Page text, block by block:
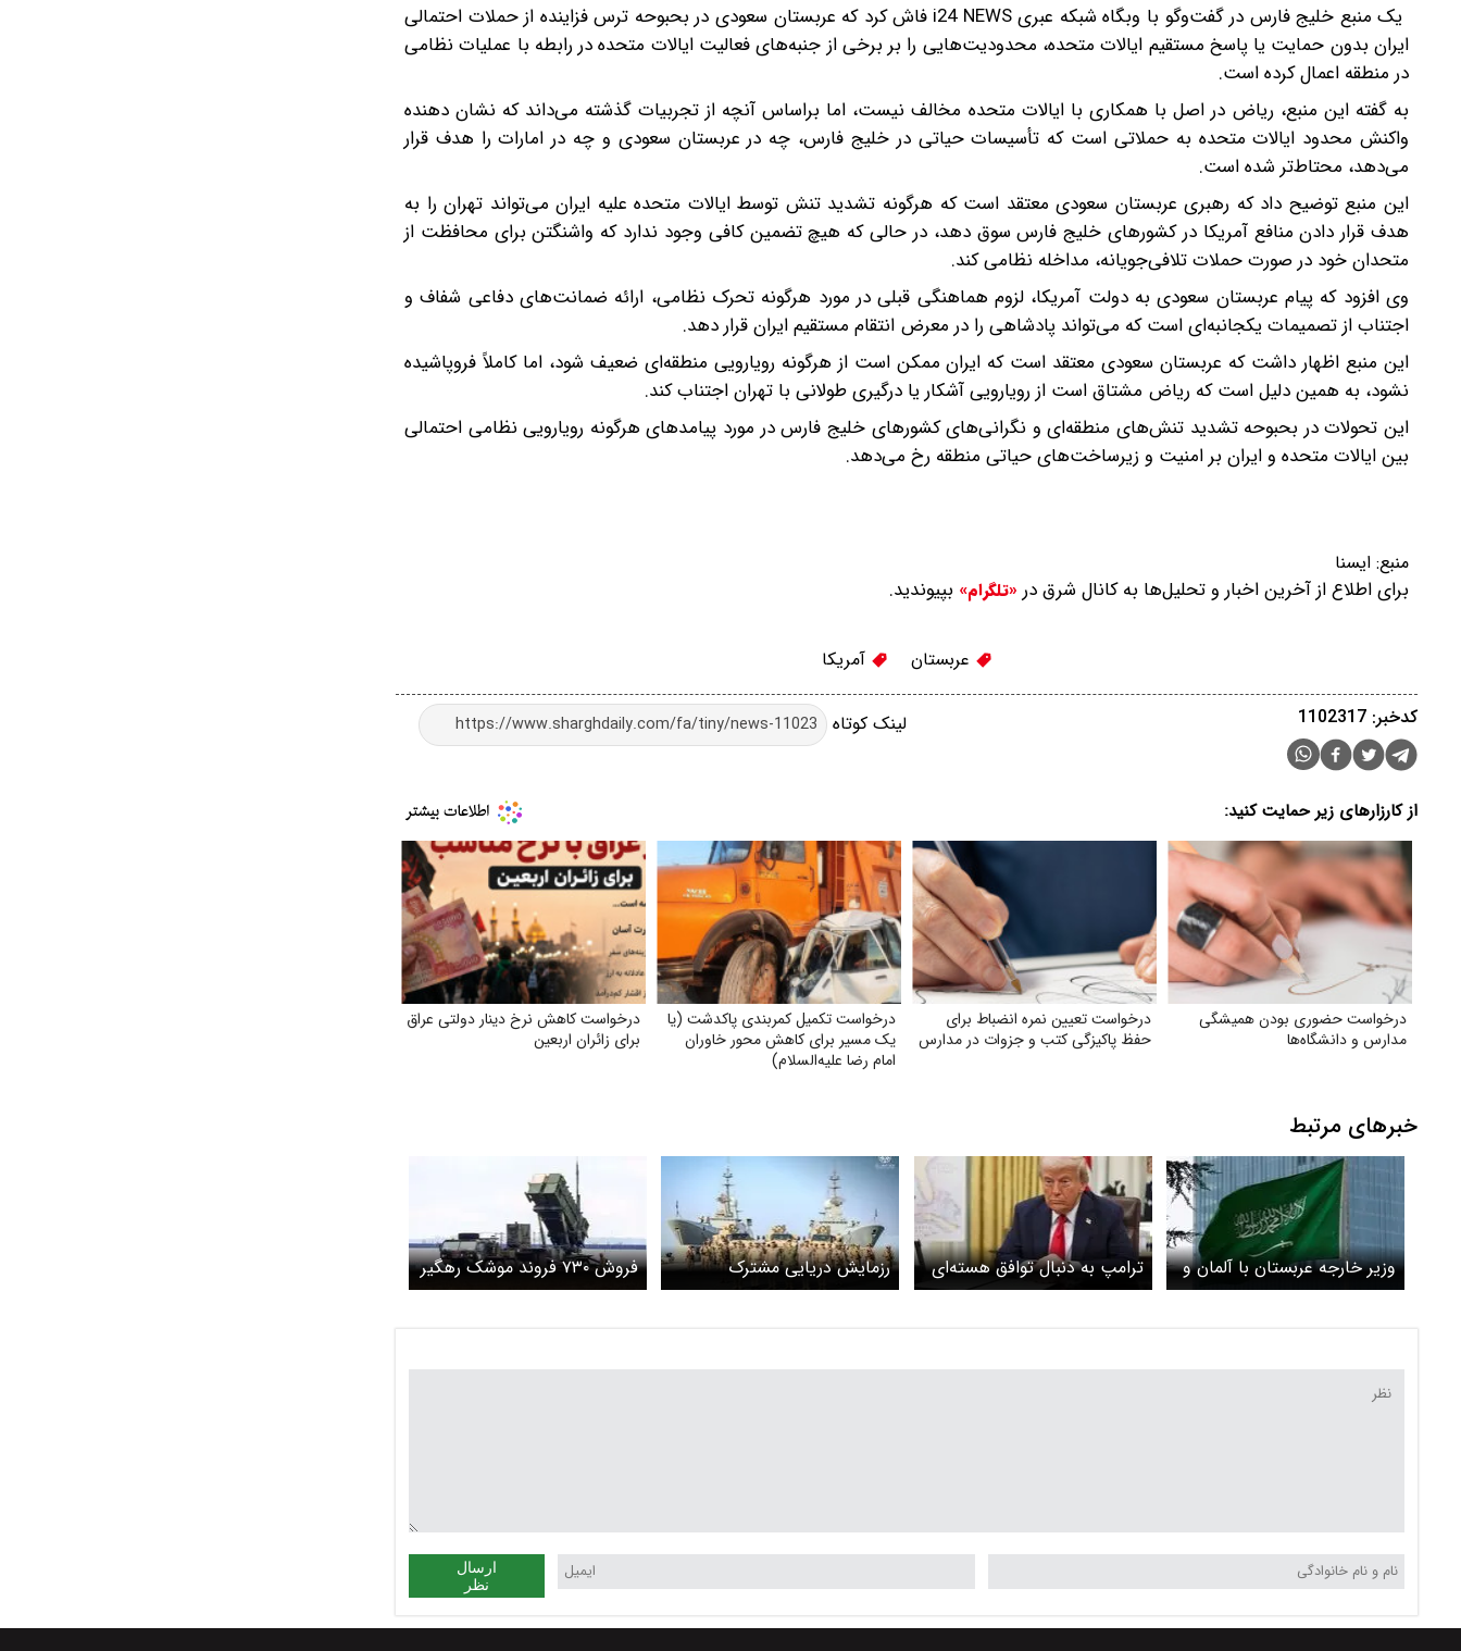
یک منبع خلیج فارس در گفت‌وگو با وبگاه شبکه عبری i24 NEWS فاش کرد که عربستان سعودی در بحبوحه ترس فزاینده از حملات احتمالی
ایران بدون حمایت یا پاسخ مستقیم ایالات متحده، محدودیت‌هایی را بر برخی از جنبه‌های فعالیت ایالات متحده در رابطه با عملیات نظامی
در منطقه اعمال کرده است.
به گفته این منبع، ریاض در اصل با همکاری با ایالات متحده مخالف نیست، اما براساس آنچه از تجربیات گذشته می‌داند که نشان دهنده
واکنش محدود ایالات متحده به حملاتی است که تأسیسات حیاتی در خلیج فارس، چه در عربستان سعودی و چه در امارات را هدف قرار
می‌دهد، محتاط‌تر شده است.
این منبع توضیح داد که رهبری عربستان سعودی معتقد است که هرگونه تشدید تنش توسط ایالات متحده علیه ایران می‌تواند تهران را به
هدف قرار دادن منافع آمریکا در کشورهای خلیج فارس سوق دهد، در حالی که هیچ تضمین کافی وجود ندارد که واشنگتن برای محافظت از
متحدان خود در صورت حملات تلافی‌جویانه، مداخله نظامی کند.
وی افزود که پیام عربستان سعودی به دولت آمریکا، لزوم هماهنگی قبلی در مورد هرگونه تحرک نظامی، ارائه ضمانت‌های دفاعی شفاف و
اجتناب از تصمیمات یکجانبه‌ای است که می‌تواند پادشاهی را در معرض انتقام مستقیم ایران قرار دهد.
این منبع اظهار داشت که عربستان سعودی معتقد است که ایران ممکن است از هرگونه رویارویی منطقه‌ای ضعیف شود، اما کاملاً فروپاشیده
نشود، به همین دلیل است که ریاض مشتاق است از رویارویی آشکار یا درگیری طولانی با تهران اجتناب کند.
این تحولات در بحبوحه تشدید تنش‌های منطقه‌ای و نگرانی‌های کشورهای خلیج فارس در مورد پیامدهای هرگونه رویارویی نظامی احتمالی
بین ایالات متحده و ایران بر امنیت و زیرساخت‌های حیاتی منطقه رخ می‌دهد.
منبع: ایسنا
برای اطلاع از آخرین اخبار و تحلیل‌ها به کانال شرق در «تلگرام» بپیوندید.
عربستان آمریکا
لینک کوتاه کدخبر: 1102317
از کارزارهای زیر حمایت کنید:
درخواست حضوری بودن همیشگی
مدارس و دانشگاه‌ها
درخواست تعیین نمره انضباط برای
حفظ پاکیزگی کتب و جزوات در مدارس
درخواست تکمیل کمربندی پاکدشت (یا
یک مسیر برای کاهش محور خاوران
امام رضا علیه‌السلام)
درخواست کاهش نرخ دینار دولتی عراق
برای زائران اربعین
خبرهای مرتبط
وزیر خارجه عربستان با آلمان و
آمریکا رایزنی کرد
ترامپ به دنبال توافق هسته‌ای
با عربستان است
رزمایش دریایی مشترک
عربستان و آمریکا
فروش ۷۳۰ فروند موشک رهگیر
پاتریوت به عربستان
ارسال
نظر